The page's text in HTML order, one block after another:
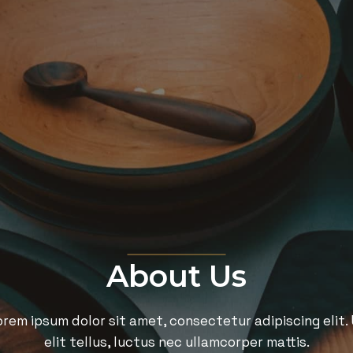
About Us
ipsum dolor sit amet, consectetur adipiscing elit.
elit tellus, luctus nec ullamcorper mattis.